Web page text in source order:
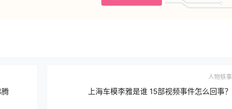
人物轶事
上海车模李雅是谁 15部视频事件怎么回事？